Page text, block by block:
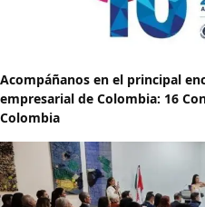
Acompáñanos en el principal
empresarial de Colombia: 16
Colombia